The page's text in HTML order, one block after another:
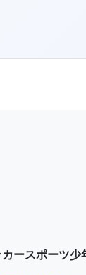
スポーツ少